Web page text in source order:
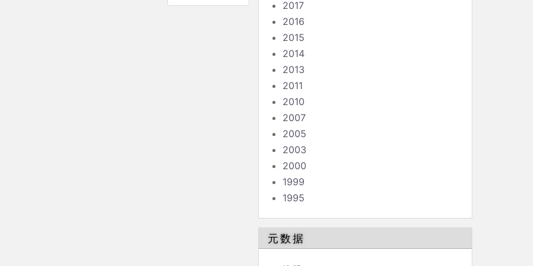
2017
2016
2015
2014
2013
2011
2010
2007
2005
2003
2000
1999
1995
元数据